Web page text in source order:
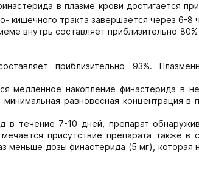
в плазме крови достигается
кишечного тракта завершается через 6-8
внутрь составляет приблизительно
приблизительно 93%.
медленное накопление финастерида в
равновесная концентрация
в течение 7-10 дней, препарат
присутствие препарата также
меньше дозы финастерида (5 мг),